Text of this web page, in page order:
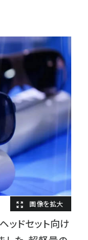
ッドセット向け